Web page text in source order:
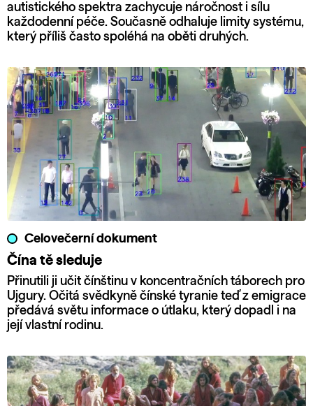
autistického spektra zachycuje náročnost i sílu
každodenní péče. Současně odhaluje limity systému,
který příliš často spoléhá na oběti druhých.
Celovečerní dokument
Čína tě sleduje
Přinutili ji učit čínštinu v koncentračních táborech pro
Ujgury. Očitá svědkyně čínské tyranie teď z emigrace
předává světu informace o útlaku, který dopadl i na
její vlastní rodinu.